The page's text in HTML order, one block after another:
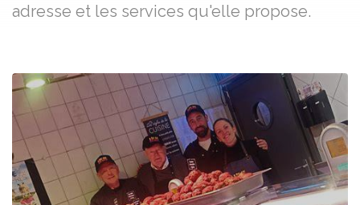
adresse et les services qu'elle propose.